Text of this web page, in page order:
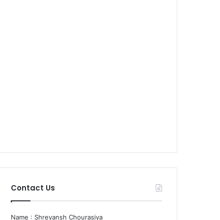
Contact Us
Name : Shreyansh Chourasiya